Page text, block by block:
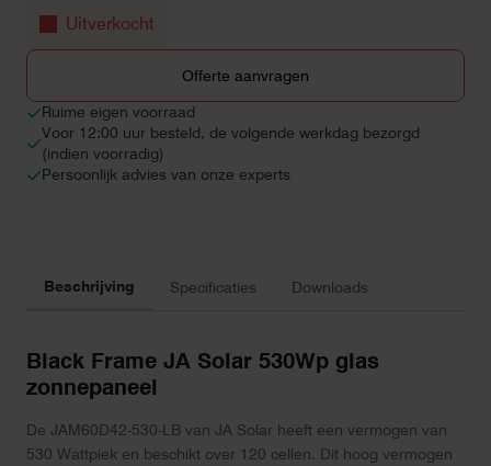
Uitverkocht
Offerte aanvragen
Ruime eigen voorraad
Voor 12:00 uur besteld, de volgende werkdag bezorgd
(indien voorradig)
Persoonlijk advies van onze experts
Beschrijving Specificaties Downloads
Black Frame JA Solar 530Wp glas
zonnepaneel
De JAM60D42-530-LB van JA Solar heeft een vermogen van
530 Wattpiek en beschikt over 120 cellen. Dit hoog vermogen